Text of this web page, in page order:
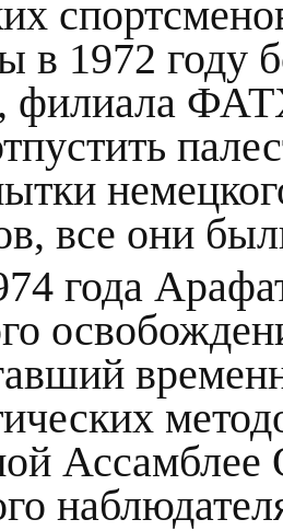
в 1972 году
филиала
все они
года